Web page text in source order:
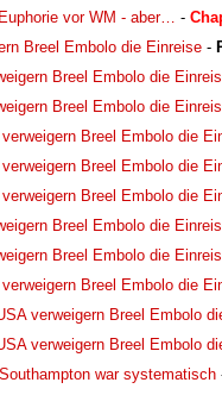
vor WM - aber…
-
Breel Embolo die Einreise -
Breel Embolo die
Breel Embolo die
Breel Embolo die
Breel Embolo die
Breel Embolo die
Breel Embolo die
Breel Embolo die
Breel Embolo die
verweigern Breel Embolo
verweigern Breel Embolo
war systematisch